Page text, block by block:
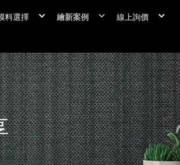
料選擇
超疏水玻璃防爆膜
玻璃裝飾膜
防爆隔熱紙
塗料牆布
繪新案例
居家空間
電視牆 / 牆面
系統櫃 / 櫥櫃
玻璃裝飾貼膜
防爆膜/隔熱紙
門片、門框
大門
子母門
房門
防火門/消防門
消防栓
防火門
保護貼膜
天花板
工務機台
透明保護膜
鶯歌陶瓷博物館
土地公文化館
商業空間
活動展覽
大圖輸出
品牌廣告車
改色包膜
自體修復犀牛皮
重機
SUZUKI
HONDA
YAMAHA
KYMCO
機車
BWS
FORCE
線上詢價